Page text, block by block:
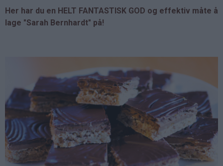
Her har du en HELT FANTASTISK GOD og effektiv måte å
lage "Sarah Bernhardt" på!